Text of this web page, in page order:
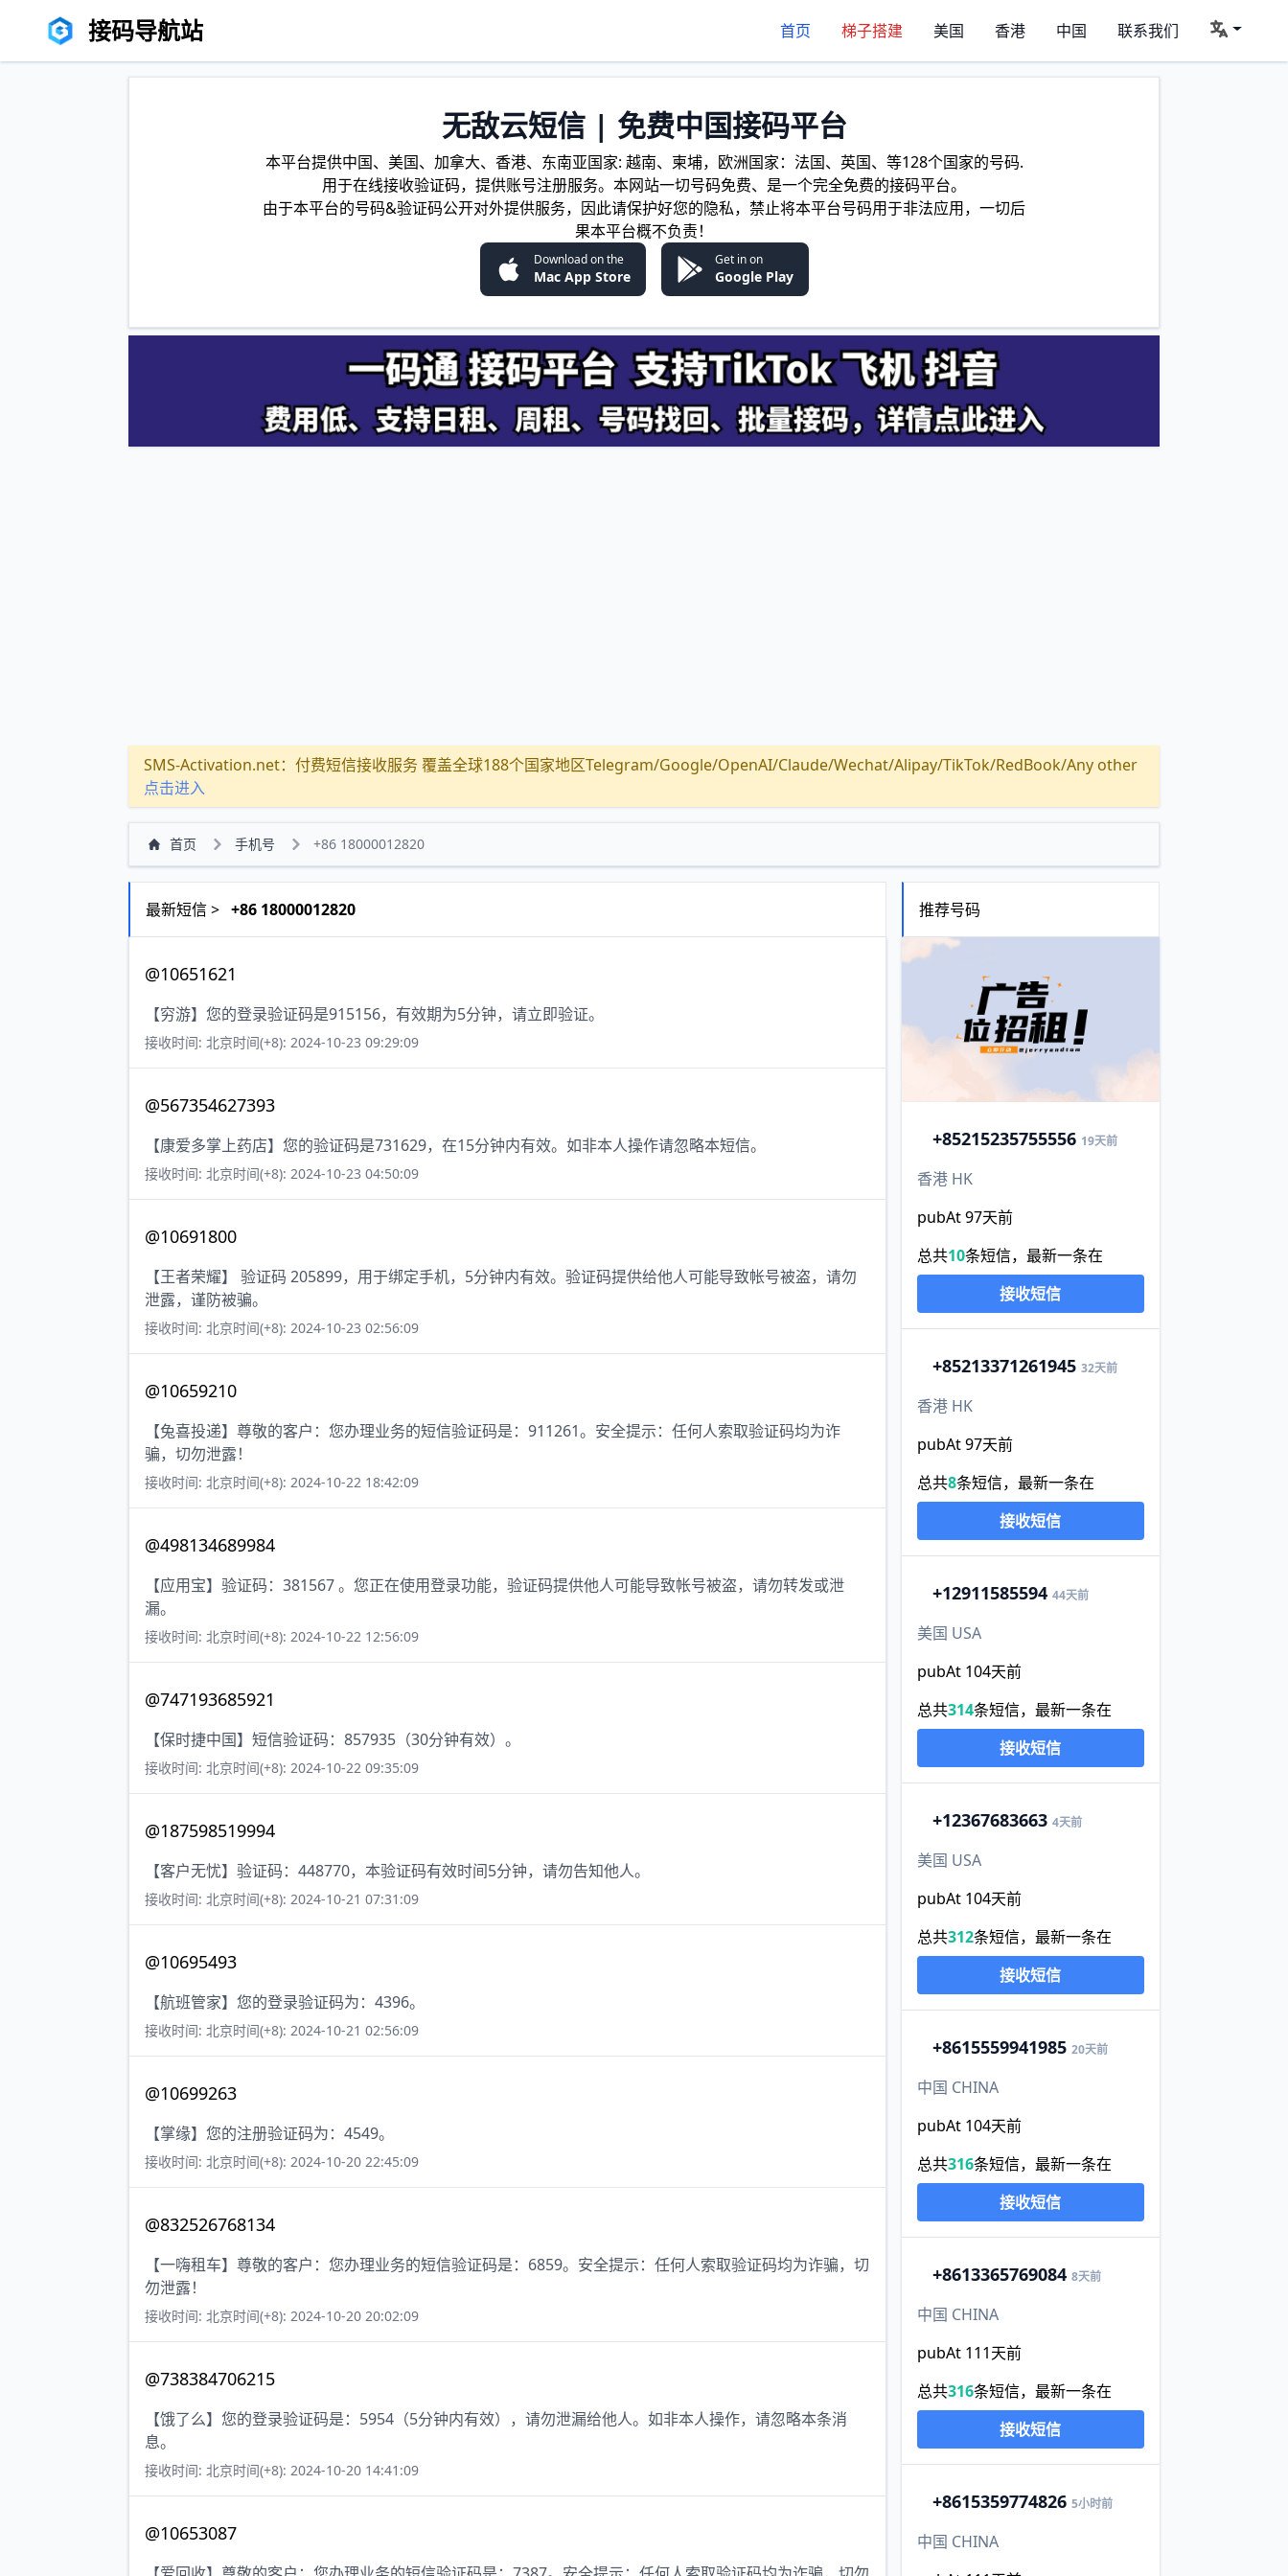
接码导航站 首页 梯子搭建 美国 香港 中国 联系我们
无敌云短信 | 免费中国接码平台
本平台提供中国、美国、加拿大、香港、东南亚国家: 越南、柬埔，欧洲国家：法国、英国、等128个国家的号码.
用于在线接收验证码，提供账号注册服务。本网站一切号码免费、是一个完全免费的接码平台。
由于本平台的号码&验证码公开对外提供服务，因此请保护好您的隐私，禁止将本平台号码用于非法应用，一切后
果本平台概不负责！
Download on the
Mac App Store
Get in on
Google Play
SMS-Activation.net：付费短信接收服务 覆盖全球188个国家地区Telegram/Google/OpenAI/Claude/Wechat/Alipay/TikTok/RedBook/Any other
点击进入
首页 手机号 +86 18000012820
最新短信 > +86 18000012820
@10651621
【穷游】您的登录验证码是915156，有效期为5分钟，请立即验证。
接收时间: 北京时间(+8): 2024-10-23 09:29:09
@567354627393
【康爱多掌上药店】您的验证码是731629，在15分钟内有效。如非本人操作请忽略本短信。
接收时间: 北京时间(+8): 2024-10-23 04:50:09
@10691800
【王者荣耀】 验证码 205899，用于绑定手机，5分钟内有效。验证码提供给他人可能导致帐号被盗，请勿
泄露，谨防被骗。
接收时间: 北京时间(+8): 2024-10-23 02:56:09
@10659210
【兔喜投递】尊敬的客户：您办理业务的短信验证码是：911261。安全提示：任何人索取验证码均为诈
骗，切勿泄露！
接收时间: 北京时间(+8): 2024-10-22 18:42:09
@498134689984
【应用宝】验证码：381567 。您正在使用登录功能，验证码提供他人可能导致帐号被盗，请勿转发或泄
漏。
接收时间: 北京时间(+8): 2024-10-22 12:56:09
@747193685921
【保时捷中国】短信验证码：857935（30分钟有效）。
接收时间: 北京时间(+8): 2024-10-22 09:35:09
@187598519994
【客户无忧】验证码：448770，本验证码有效时间5分钟，请勿告知他人。
接收时间: 北京时间(+8): 2024-10-21 07:31:09
@10695493
【航班管家】您的登录验证码为：4396。
接收时间: 北京时间(+8): 2024-10-21 02:56:09
@10699263
【掌缘】您的注册验证码为：4549。
接收时间: 北京时间(+8): 2024-10-20 22:45:09
@832526768134
【一嗨租车】尊敬的客户：您办理业务的短信验证码是：6859。安全提示：任何人索取验证码均为诈骗，切
勿泄露！
接收时间: 北京时间(+8): 2024-10-20 20:02:09
@738384706215
【饿了么】您的登录验证码是：5954（5分钟内有效），请勿泄漏给他人。如非本人操作，请忽略本条消
息。
接收时间: 北京时间(+8): 2024-10-20 14:41:09
@10653087
推荐号码
+85215235755556 19天前
香港 HK
pubAt 97天前
总共10条短信，最新一条在
接收短信
+85213371261945 32天前
香港 HK
pubAt 97天前
总共8条短信，最新一条在
接收短信
+12911585594 44天前
美国 USA
pubAt 104天前
总共314条短信，最新一条在
接收短信
+12367683663 4天前
美国 USA
pubAt 104天前
总共312条短信，最新一条在
接收短信
+8615559941985 20天前
中国 CHINA
pubAt 104天前
总共316条短信，最新一条在
接收短信
+8613365769084 8天前
中国 CHINA
pubAt 111天前
总共316条短信，最新一条在
接收短信
+8615359774826 5小时前
中国 CHINA